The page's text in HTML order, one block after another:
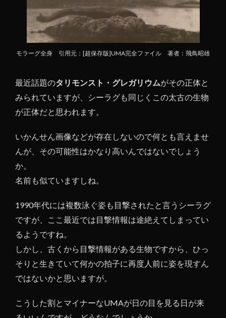
モラーグ全身 引用元：[超保存版]UMA完全ファイル 著者：飛鳥昭雄
最近話題のタリモンスト・グレガリウムがその正体と
みられていますが、シーラグも同じくこの太古の生物
が正体だと思われます。
いかんせん画像などが存在しないので何とも言えませ
んが、その可能性はかなり高いんではないでしょう
か。
名前も似ていますしね。
1990年代には複数泳ぐ姿も目撃されたと言うシーラグ
ですが、ここ最近では目撃情報は途絶えてしまってい
るようですね。
しかし、古くから目撃情報がある生物ですから、ひっ
そりと生きていて何かの拍子に再度人前に姿を現すん
ではないかと思いますが。
こうした割とマイナーなUMAが日の目を見る日が来